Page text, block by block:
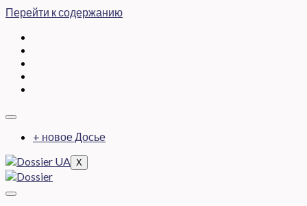
Перейти к содержанию
+ новое Досье
X